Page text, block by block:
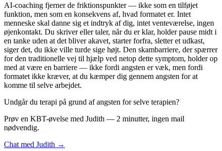
AI-coaching fjerner de friktionspunkter — ikke som en tilføjet
funktion, men som en konsekvens af, hvad formatet er. Intet
menneske skal danne sig et indtryk af dig, intet venteværelse, ingen
øjenkontakt. Du skriver eller taler, når du er klar, holder pause midt i
en tanke uden at det bliver akavet, starter forfra, sletter et udkast,
siger det, du ikke ville turde sige højt. Den skambarriere, der spærrer
for den traditionelle vej til hjælp ved netop dette symptom, holder op
med at være en barriere — ikke fordi angsten er væk, men fordi
formatet ikke kræver, at du kæmper dig gennem angsten for at
komme til selve arbejdet.
Undgår du terapi på grund af angsten for selve terapien?
Prøv en KBT-øvelse med Judith — 2 minutter, ingen mail
nødvendig.
Chat med Judith →